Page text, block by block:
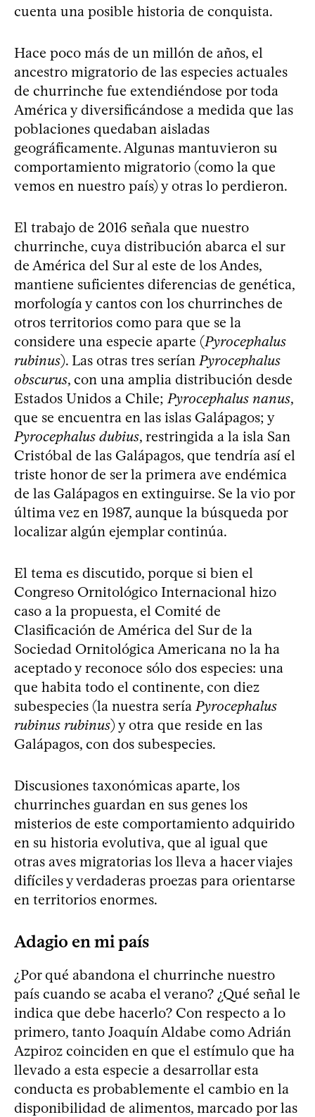
cuenta una posible historia de conquista.
Hace poco más de un millón de años, el
ancestro migratorio de las especies actuales
de churrinche fue extendiéndose por toda
América y diversificándose a medida que las
poblaciones quedaban aisladas
geográficamente. Algunas mantuvieron su
comportamiento migratorio (como la que
vemos en nuestro país) y otras lo perdieron.
El trabajo de 2016 señala que nuestro
churrinche, cuya distribución abarca el sur
de América del Sur al este de los Andes,
mantiene suficientes diferencias de genética,
morfología y cantos con los churrinches de
otros territorios como para que se la
considere una especie aparte (Pyrocephalus
rubinus). Las otras tres seríanPyrocephalus
obscurus, con una amplia distribución desde
Estados Unidos a Chile;Pyrocephalus nanus,
que se encuentra en las islas Galápagos; y
Pyrocephalus dubius, restringida a la isla San
Cristóbal de las Galápagos, que tendría así el
triste honor de ser la primera ave endémica
de las Galápagos en extinguirse. Se la vio por
última vez en 1987, aunque la búsqueda por
localizar algún ejemplar continúa.
El tema es discutido, porque si bien el
Congreso Ornitológico Internacional hizo
caso a la propuesta, el Comité de
Clasificación de América del Sur de la
Sociedad Ornitológica Americana no la ha
aceptado y reconoce sólo dos especies: una
que habita todo el continente, con diez
subespecies (la nuestra seríaPyrocephalus
rubinus rubinus) y otra que reside en las
Galápagos, con dos subespecies.
Discusiones taxonómicas aparte, los
churrinches guardan en sus genes los
misterios de este comportamiento adquirido
en su historia evolutiva, que al igual que
otras aves migratorias los lleva a hacer viajes
difíciles y verdaderas proezas para orientarse
en territorios enormes.
Adagio en mi país
¿Por qué abandona el churrinche nuestro
país cuando se acaba el verano? ¿Qué señal le
indica que debe hacerlo? Con respecto a lo
primero, tanto Joaquín Aldabe como Adrián
Azpiroz coinciden en que el estímulo que ha
llevado a esta especie a desarrollar esta
conducta es probablemente el cambio en la
disponibilidad de alimentos, marcado por las